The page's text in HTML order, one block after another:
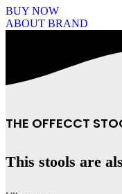
BUY NOW
ABOUT BRAND
THE OFFECCT
This stools are